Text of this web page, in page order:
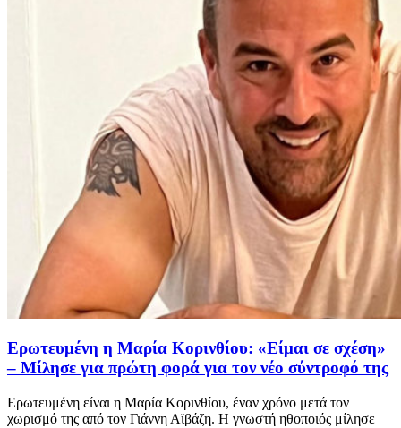
Ερωτευμένη η Μαρία Κορινθίου: «Είμαι σε σχέση»
– Μίλησε για πρώτη φορά για τον νέο σύντροφό της
Ερωτευμένη είναι η Μαρία Κορινθίου, έναν χρόνο μετά τον
χωρισμό της από τον Γιάννη Αϊβάζη. Η γνωστή ηθοποιός μίλησε